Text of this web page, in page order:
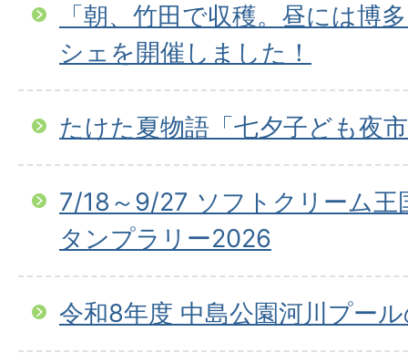
「朝、竹田で収穫。昼には博
シェを開催しました！
たけた夏物語「七夕子ども夜
7/18～9/27 ソフトクリーム王
タンプラリー2026
令和8年度 中島公園河川プー